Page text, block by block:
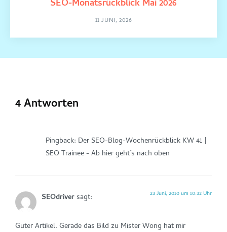
SEO-Monatsrückblick Mai 2026
11 JUNI, 2026
4 Antworten
Pingback: Der SEO-Blog-Wochenrückblick KW 41 |
SEO Trainee - Ab hier geht´s nach oben
SEOdriversagt: 23 Juni, 2010 um 10:32 Uhr
Guter Artikel. Gerade das Bild zu Mister Wong hat mir